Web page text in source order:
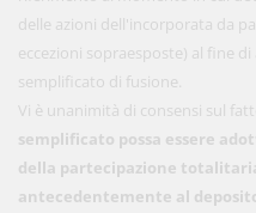
delle azioni dell'incorporata da
eccezioni sopraesposte) al fine
semplificato di fusione.
Vi è unanimità di consensi sul
semplificato possa essere
della partecipazione
antecedentemente al